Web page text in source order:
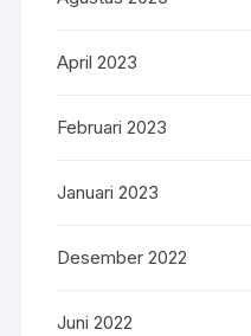
April 2023
Februari 2023
Januari 2023
Desember 2022
Juni 2022